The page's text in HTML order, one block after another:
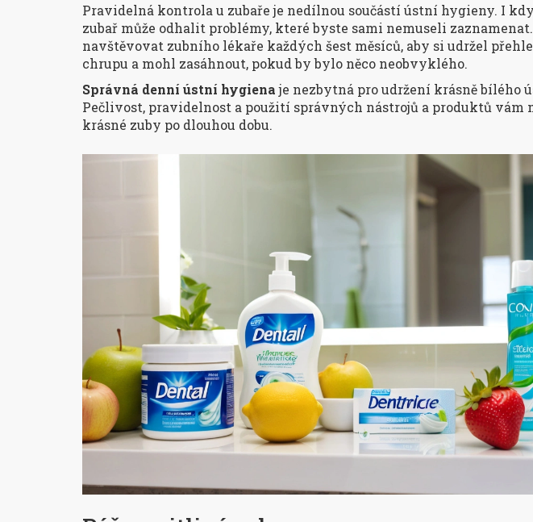
Pravidelná kontrola u zubaře je nedílnou součástí ústní hygieny. I
zubař může odhalit problémy, které byste sami nemuseli zaznamenat.
navštěvovat zubního lékaře každých šest měsíců, aby si udržel
chrupu a mohl zasáhnout, pokud by bylo něco neobvyklého.
Správná denní ústní hygienaje nezbytná pro udržení krásně bílého
Pečlivost, pravidelnost a použití správných nástrojů a produktů vám
krásné zuby po dlouhou dobu.